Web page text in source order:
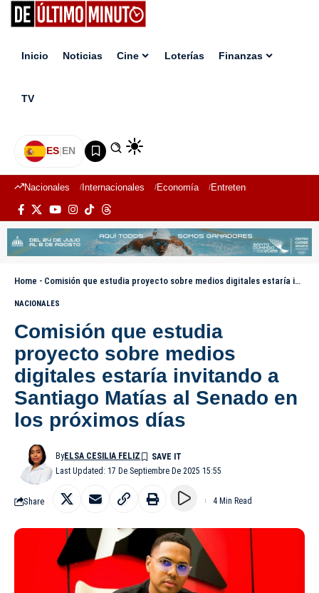
Inicio Noticias Cine Loterías Finanzas
TV
ES|EN
Nacionales Internacionales Economía Entretenimiento
Home - Comisión que estudia proyecto sobre medios digitales estaría invitando a Santiago Matías al Senado en los próximos días
NACIONALES
Comisión que estudia
proyecto sobre medios
digitales estaría invitando a
Santiago Matías al Senado en
los próximos días
Last Updated: 17 De Septiembre De 2025 15:55
ByELSA CESILIA FELIZ
Share 4 Min Read